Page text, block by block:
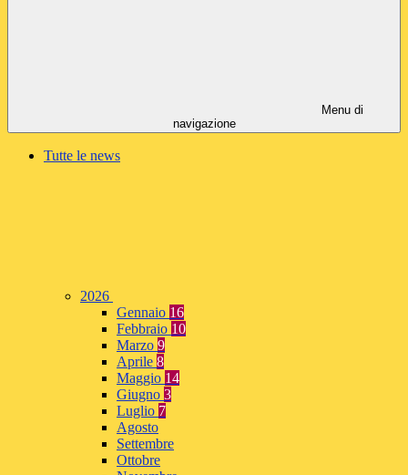
Menu di
navigazione
Tutte le news
2026
Gennaio 16
Febbraio 10
Marzo 9
Aprile 8
Maggio 14
Giugno 3
Luglio 7
Agosto
Settembre
Ottobre